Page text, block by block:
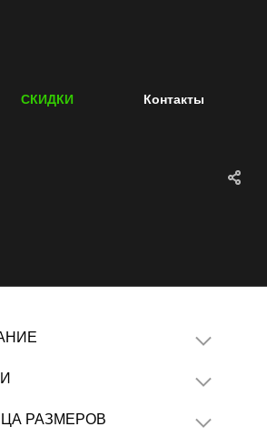
СКИДКИ Контакты
РАЗМЕРОВ